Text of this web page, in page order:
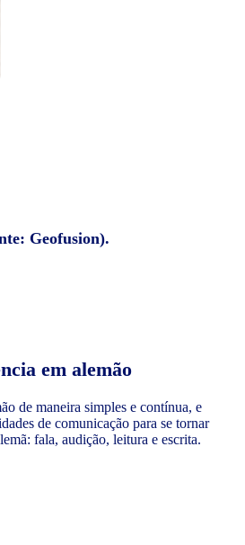
Geofusion).
em alemão
de maneira simples e contínua, e
de comunicação para se tornar
fala, audição, leitura e escrita.